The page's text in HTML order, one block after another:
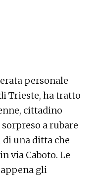
personale
Trieste, ha tratto
cittadino
a rubare
una ditta che
via Caboto. Le
gli